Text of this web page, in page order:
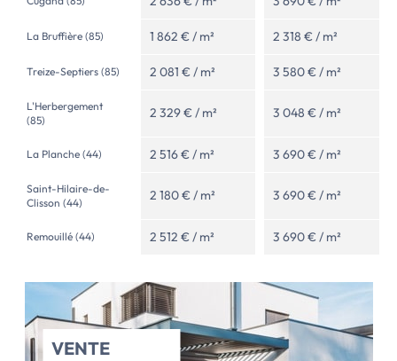
La Bruffière (85) 1 862 € / m² 2 318 € / m²
Treize-Septiers (85) 2 081 € / m² 3 580 € / m²
L'Herbergement
(85)
2 329 € / m² 3 048 € / m²
La Planche (44) 2 516 € / m² 3 690 € / m²
Saint-Hilaire-de-
Clisson (44)
2 180 € / m² 3 690 € / m²
Remouillé (44) 2 512 € / m² 3 690 € / m²
VENTE